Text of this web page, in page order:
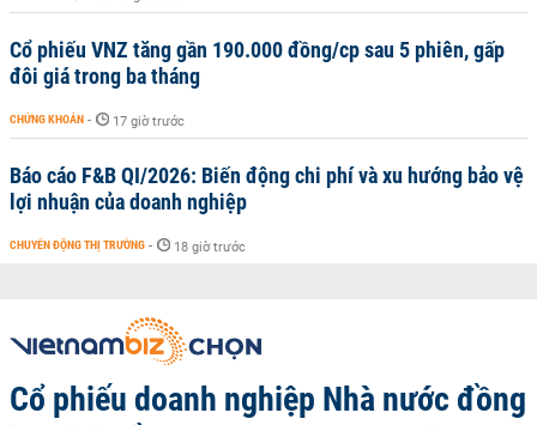
Cổ phiếu VNZ tăng gần 190.000 đồng/cp sau 5 phiên, gấp
đôi giá trong ba tháng
CHỨNG KHOÁN - 17 giờ trước
Báo cáo F&B QI/2026: Biến động chi phí và xu hướng bảo vệ
lợi nhuận của doanh nghiệp
CHUYỂN ĐỘNG THỊ TRƯỜNG - 18 giờ trước
Cổ phiếu doanh nghiệp Nhà nước đồng